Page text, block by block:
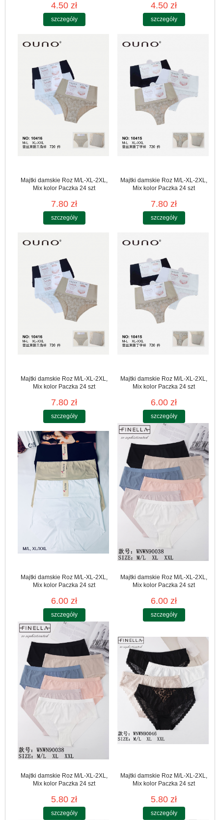
4.50 zł
szczegóły
4.50 zł
szczegóły
Majtki damskie Roz M/L-XL-2XL,
Mix kolor Paczka 24 szt
7.80 zł
szczegóły
Majtki damskie Roz M/L-XL-2XL,
Mix kolor Paczka 24 szt
7.80 zł
szczegóły
Majtki damskie Roz M/L-XL-2XL,
Mix kolor Paczka 24 szt
7.80 zł
szczegóły
Majtki damskie Roz M/L-XL-2XL,
Mix kolor Paczka 24 szt
6.00 zł
szczegóły
Majtki damskie Roz M/L-XL-2XL,
Mix kolor Paczka 24 szt
6.00 zł
szczegóły
Majtki damskie Roz M/L-XL-2XL,
Mix kolor Paczka 24 szt
6.00 zł
szczegóły
Majtki damskie Roz M/L-XL-2XL,
Mix kolor Paczka 24 szt
5.80 zł
szczegóły
Majtki damskie Roz M/L-XL-2XL,
Mix kolor Paczka 24 szt
5.80 zł
szczegóły